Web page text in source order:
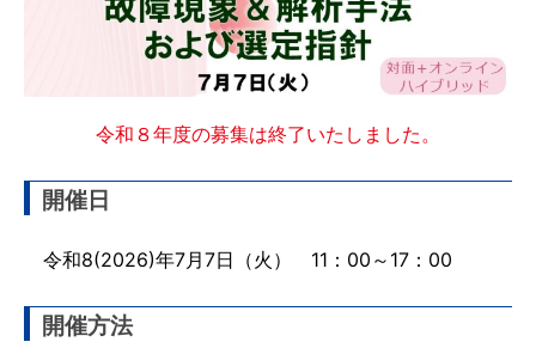
令和８年度の募集は終了いたしました。
開催日
令和8(2026)年7月7日（火） 11：00～17：00
開催方法